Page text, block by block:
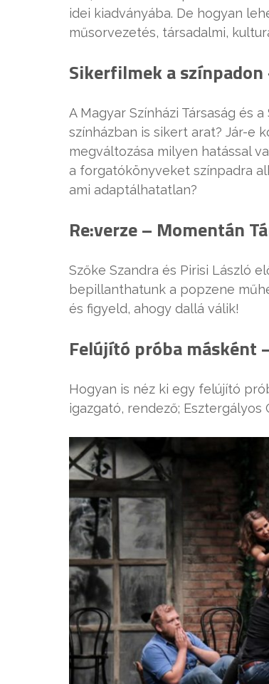
idei kiadványába. De hogyan
műsorvezetés, társadalmi,
Sikerfilmek a
A Magyar Színházi Társaság és
színházban is sikert arat? Jár-e
megváltozása milyen hatással
a forgatókönyveket színpadra
ami adaptálhatatlan?
Re:verze – Momentán
Szőke Szandra és Pirisi László
bepillanthatunk a popzene
és figyeld, ahogy dallá válik!
Felújító próba másként
Hogyan is néz ki egy felújító
igazgató, rendező; Esztergályos